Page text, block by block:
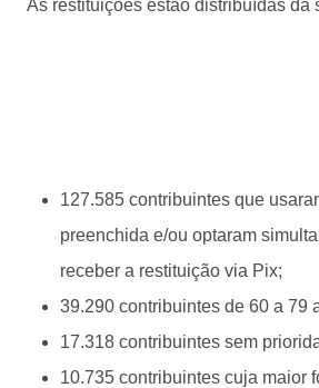
As restituições estão distribuídas da
127.585 contribuintes que
preenchida e/ou optaram
receber a restituição via Pix;
39.290 contribuintes de 60 a 79
17.318 contribuintes sem
10.735 contribuintes cuja maior